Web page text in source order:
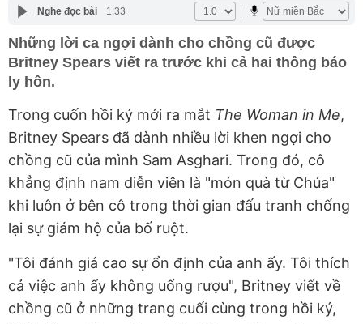
Nghe đọc bài 1:33
Những lời ca ngợi dành cho chồng cũ được
Britney Spears viết ra trước khi cả hai thông báo
ly hôn.
Trong cuốn hồi ký mới ra mắt The Woman in Me,
Britney Spears đã dành nhiều lời khen ngợi cho
chồng cũ của mình Sam Asghari. Trong đó, cô
khẳng định nam diễn viên là "món quà từ Chúa"
khi luôn ở bên cô trong thời gian đấu tranh chống
lại sự giám hộ của bố ruột.
"Tôi đánh giá cao sự ổn định của anh ấy. Tôi thích
cả việc anh ấy không uống rượu", Britney viết về
chồng cũ ở những trang cuối cùng trong hồi ký,